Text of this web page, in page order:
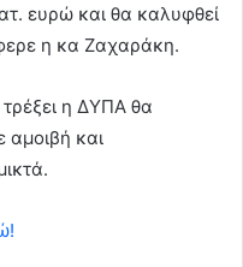
ευρώ και θα καλυφθεί
η κα Ζαχαράκη.
η ΔΥΠΑ θα
αμοιβή και